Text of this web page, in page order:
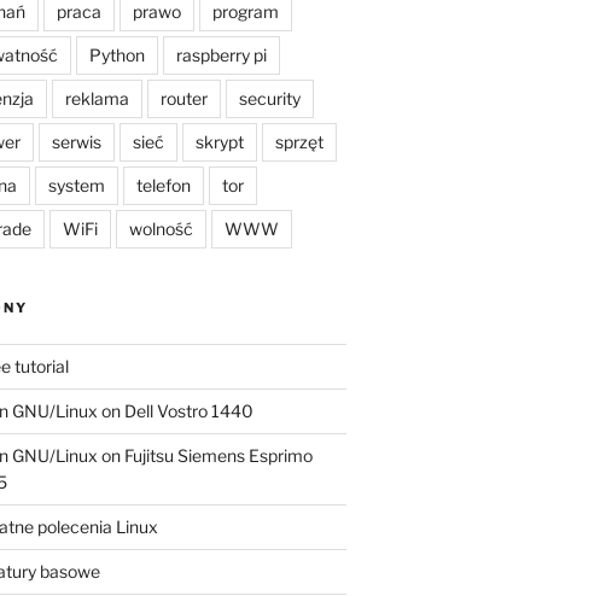
praca prawo program
Python raspberry pi
reklama router security
serwis sieć skrypt sprzęt
system telefon tor
WiFi wolność WWW
tutorial
GNU/Linux on Dell Vostro 1440
GNU/Linux on Fujitsu Siemens Esprimo
polecenia Linux
basowe